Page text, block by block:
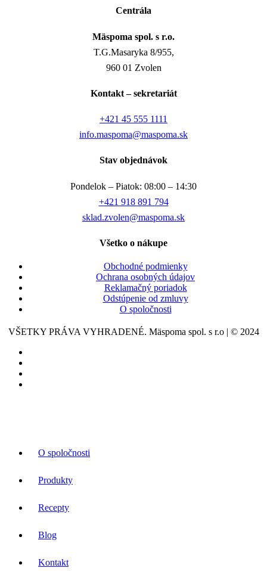
Centrála
Mäspoma spol. s r.o.
T.G.Masaryka 8/955,
960 01 Zvolen
Kontakt – sekretariát
+421 45 555 1111
info.maspoma@maspoma.sk
Stav objednávok
Pondelok – Piatok: 08:00 – 14:30
+421 918 891 794
sklad.zvolen@maspoma.sk
Všetko o nákupe
Obchodné podmienky
Ochrana osobných údajov
Reklamačný poriadok
Odstúpenie od zmluvy
O spoločnosti
VŠETKY PRÁVA VYHRADENÉ. Mäspoma spol. s r.o | © 2024
O spoločnosti
Produkty
Recepty
Blog
Kontakt